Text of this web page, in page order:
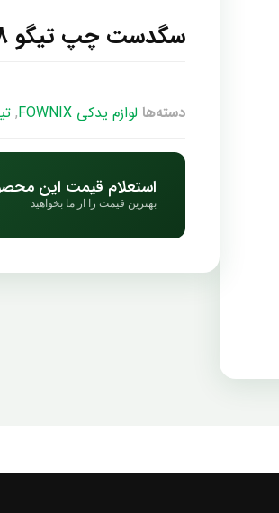
سگدست چپ تیگو 8 پرومکس
دسته‌ها لوازم یدکی FOWNIX ,
استعلام قیمت این
بهترین قیمت را از ما بخواهید